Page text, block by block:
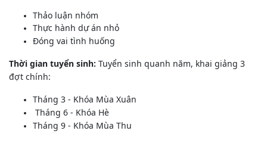
Thảo luận nhóm
Thực hành dự án nhỏ
Đóng vai tình huống
Thời gian tuyển sinh: Tuyển sinh quanh năm, khai giảng 3
đợt chính:
Tháng 3 - Khóa Mùa Xuân
Tháng 6 - Khóa Hè
Tháng 9 - Khóa Mùa Thu